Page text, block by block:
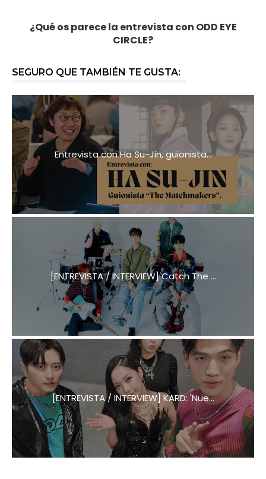
¿Qué os parece la entrevista con ODD EYE
CIRCLE?
SEGURO QUE TAMBIÉN TE GUSTA:
Entrevista con Ha Su-Jin, guionista...
[ENTREVISTA / INTERVIEW] Catch The ...
[ENTREVISTA / INTERVIEW] KARD: 'Nue...